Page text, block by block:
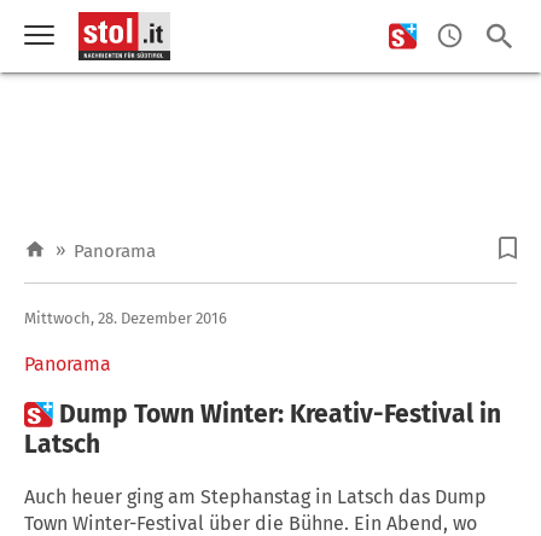
» Panorama
Panorama
Mittwoch, 28. Dezember 2016
 Dump Town Winter: Kreativ-Festival in
Latsch
Auch heuer ging am Stephanstag in Latsch das Dump
Town Winter-Festival über die Bühne. Ein Abend, wo